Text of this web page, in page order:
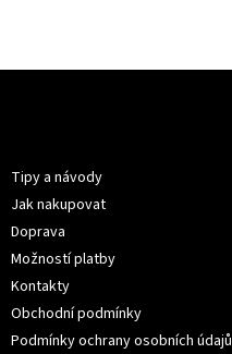
Tipy a návody
Jak nakupovat
Doprava
Možností platby
Kontakty
Obchodní podmínky
Podmínky ochrany osobních údajů